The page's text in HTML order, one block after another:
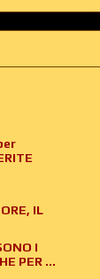
IL
I
PER ...